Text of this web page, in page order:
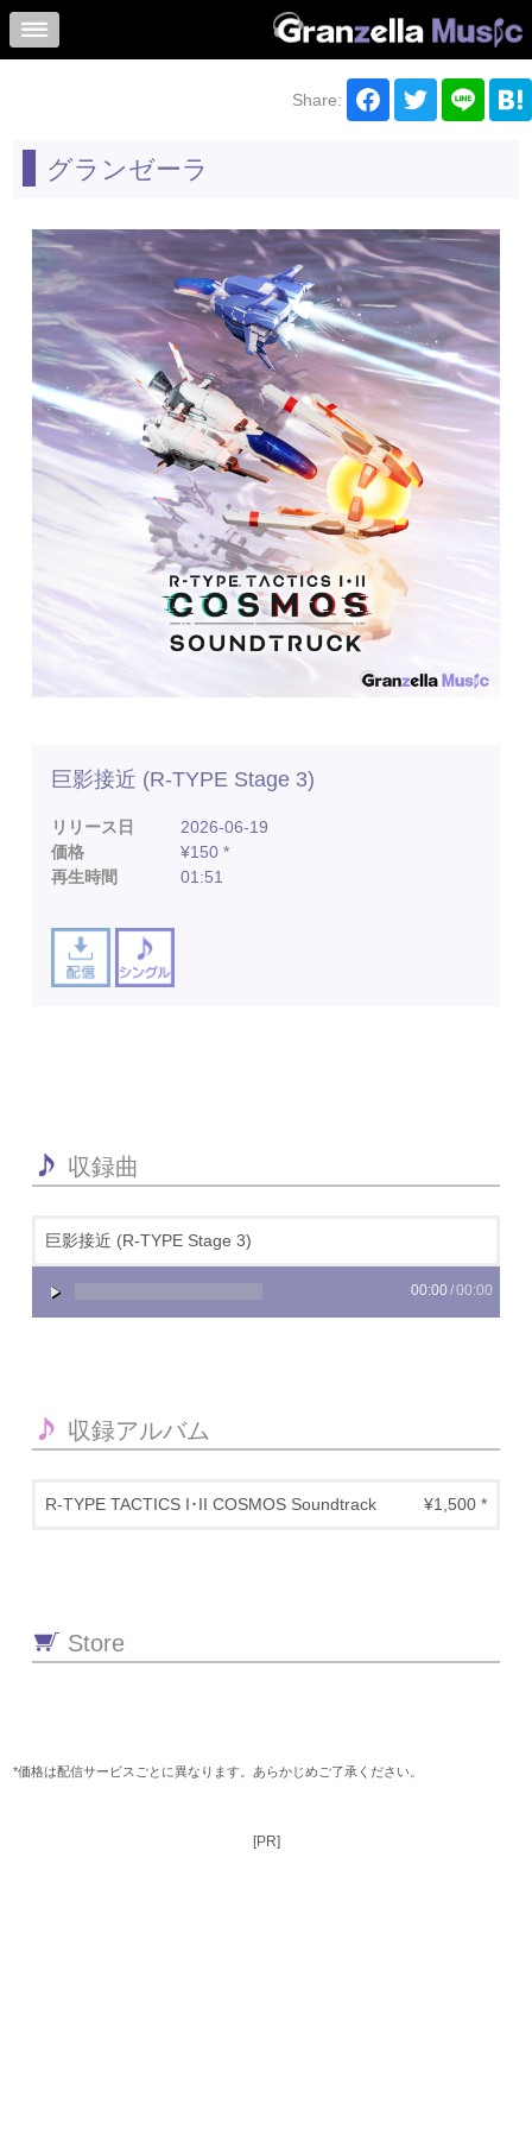
Share:
グランゼーラ
巨影接近 (R-TYPE Stage 3)
リリース日
2026-06-19
価格
¥150 *
再生時間
01:51
収録曲
巨影接近 (R-TYPE Stage 3)
00:00 /00:00
収録アルバム
R-TYPE TACTICS I･II COSMOS Soundtrack ¥1,500 *
Store
*価格は配信サービスごとに異なります。あらかじめご了承ください。
[PR]